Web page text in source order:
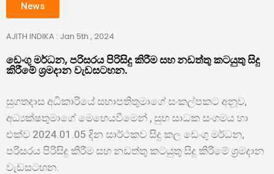
News
AJITH INDIKA : Jan 5th , 2024
ඩෙංගු මර්ධන, පරිසරය පිරිසිදු කිරීම සහ නඩත්තු කටයුතු සිදු
කිරීමේ ශ්‍රමදාන වැඩසටහන.
සුගතදාස අධිකාරියේ සභාපතිතුමාගේ සංකල්පකට අනූව,
අධ්යක්ෂතුමාගේ මෙහෙයවීමෙන් , සුභ සාධක සංගමය හා
එක්ව 2024.01.05 දින සාර්ථකව සිදු කල ඩෙංගු මර්ධන,
පරිසරය පිරිසිදු කිරීම සහ නඩත්තු කටයුතු සිදු කිරීමේ ශ්රමදාන
වැඩසටහන.